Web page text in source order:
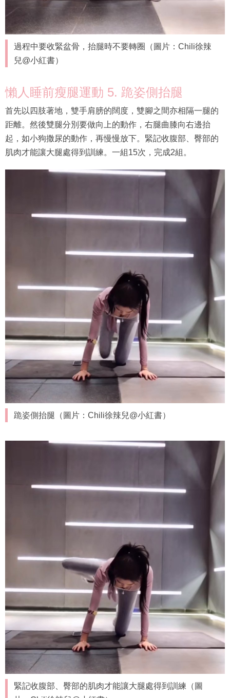
過程中要收緊盆骨，抬腿時不要轉圈（圖片：Chili徐辣
兒@小紅書）
懶人睡前瘦腿運動 5. 跪姿側抬腿
首先以四肢著地，雙手肩膀的闊度，雙腳之間亦相隔一腿的
距離。然後雙腿分別要做向上的動作，右腿曲膝向右邊抬
起，如小狗撒尿的動作，再慢慢放下。緊記收腹部、臀部的
肌肉才能讓大腿處得到訓練。一組15次，完成2組。
跪姿側抬腿（圖片：Chili徐辣兒@小紅書）
緊記收腹部、臀部的肌肉才能讓大腿處得到訓練（圖